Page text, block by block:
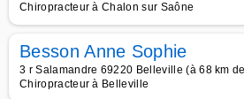
Chiropracteur à Chalon sur Saône
Besson Anne Sophie
3 r Salamandre 69220 Belleville (à 68 km
Chiropracteur à Belleville